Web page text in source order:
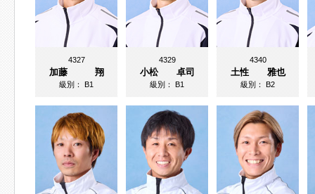
4327
加藤 翔
級別：B1
4329
小松 卓司
級別：B1
4340
土性 雅也
級別：B2